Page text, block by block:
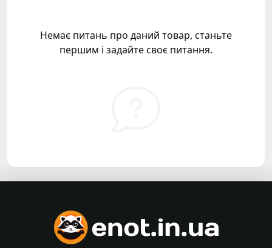
Немає питань про даний товар, станьте
першим і задайте своє питання.